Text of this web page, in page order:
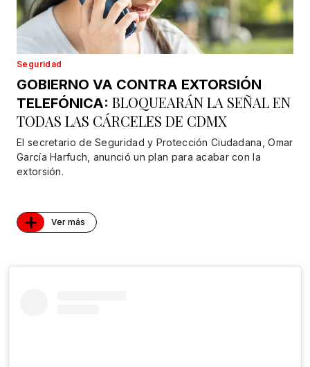
Seguridad
GOBIERNO VA CONTRA EXTORSIÓN
TELEFÓNICA: BLOQUEARÁN LA SEÑAL EN
TODAS LAS CÁRCELES DE CDMX
El secretario de Seguridad y Protección Ciudadana, Omar
García Harfuch, anunció un plan para acabar con la
extorsión.
+ Ver más